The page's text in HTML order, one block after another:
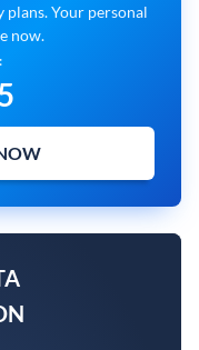
Your personal
now.